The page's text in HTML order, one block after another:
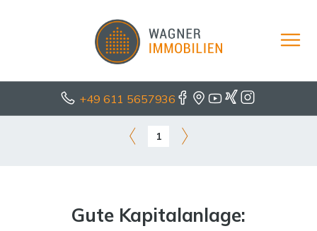
+49 611 5657936
1
Gute Kapitalanlage: